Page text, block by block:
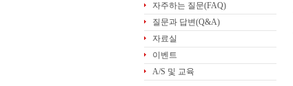
자주하는 질문(FAQ)
질문과 답변(Q&A)
자료실
이벤트
A/S 및 교육